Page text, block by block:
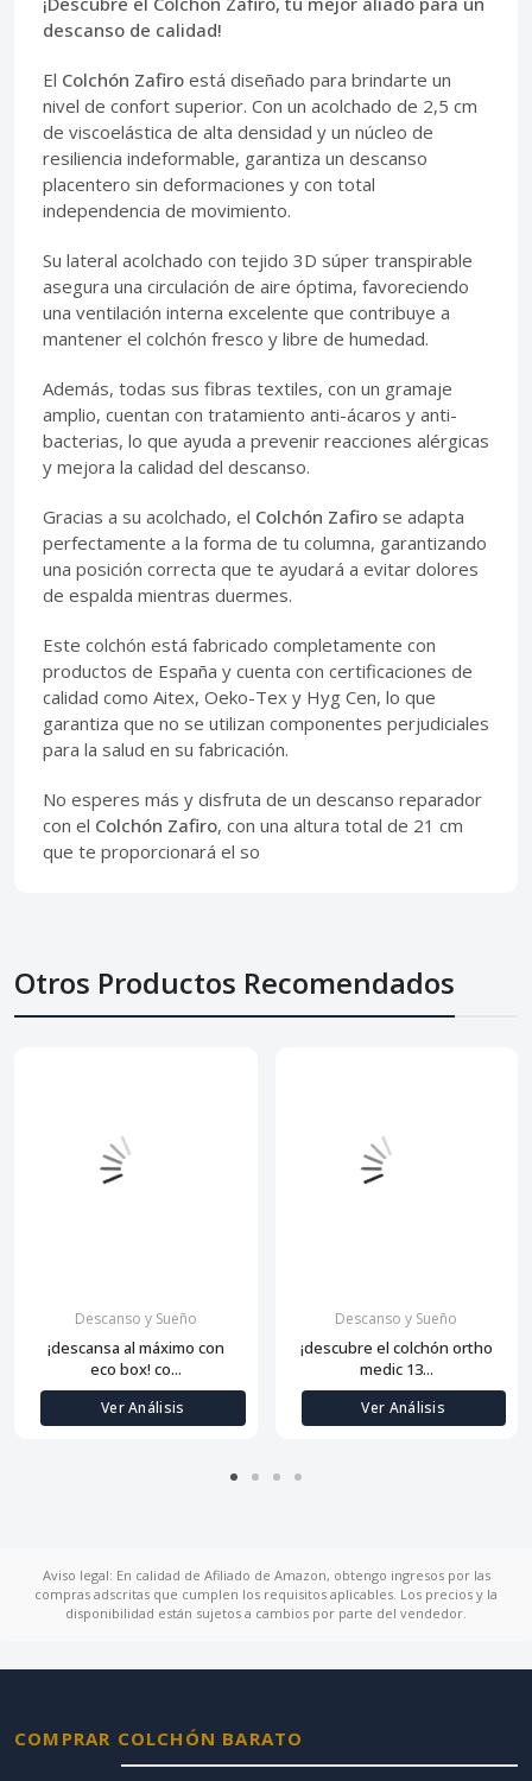
descanso de calidad!
El Colchón Zafiro está diseñado para brindarte un
nivel de confort superior. Con un acolchado de 2,5 cm
de viscoelástica de alta densidad y un núcleo de
resiliencia indeformable, garantiza un descanso
placentero sin deformaciones y con total
independencia de movimiento.
Su lateral acolchado con tejido 3D súper transpirable
asegura una circulación de aire óptima, favoreciendo
una ventilación interna excelente que contribuye a
mantener el colchón fresco y libre de humedad.
Además, todas sus fibras textiles, con un gramaje
amplio, cuentan con tratamiento anti-ácaros y anti-
bacterias, lo que ayuda a prevenir reacciones alérgicas
y mejora la calidad del descanso.
Gracias a su acolchado, el Colchón Zafiro se adapta
perfectamente a la forma de tu columna, garantizando
una posición correcta que te ayudará a evitar dolores
de espalda mientras duermes.
Este colchón está fabricado completamente con
productos de España y cuenta con certificaciones de
calidad como Aitex, Oeko-Tex y Hyg Cen, lo que
garantiza que no se utilizan componentes perjudiciales
para la salud en su fabricación.
No esperes más y disfruta de un descanso reparador
con el Colchón Zafiro, con una altura total de 21 cm
que te proporcionará el so
Otros Productos Recomendados
Descanso y Sueño
¡descansa al máximo con
eco box! co...
Ver Análisis
Descanso y Sueño
¡descubre el colchón ortho
medic 13...
Ver Análisis
Aviso legal: En calidad de Afiliado de Amazon, obtengo ingresos por las
compras adscritas que cumplen los requisitos aplicables. Los precios y la
disponibilidad están sujetos a cambios por parte del vendedor.
COMPRAR COLCHÓN BARATO